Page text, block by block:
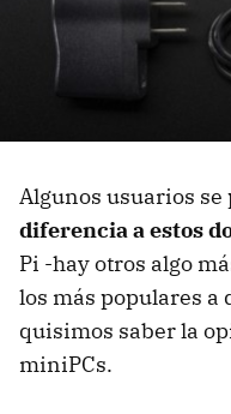
Algunos usuarios
diferencia a estos
Pi -hay otros algo
los más populares a
quisimos saber la
miniPCs.